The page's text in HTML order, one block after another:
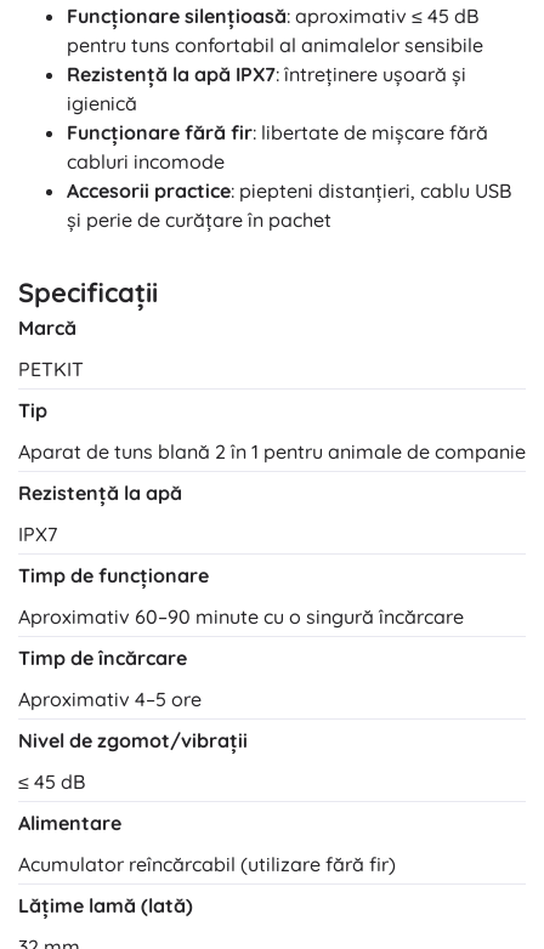
Funcționare silențioasă: aproximativ ≤ 45 dB
pentru tuns confortabil al animalelor sensibile
Rezistență la apă IPX7: întreținere ușoară și
igienică
Funcționare fără fir: libertate de mișcare fără
cabluri incomode
Accesorii practice: piepteni distanțieri, cablu USB
și perie de curățare în pachet
Specificații
Marcă
PETKIT
Tip
Aparat de tuns blană 2 în 1 pentru animale de companie
Rezistență la apă
IPX7
Timp de funcționare
Aproximativ 60–90 minute cu o singură încărcare
Timp de încărcare
Aproximativ 4–5 ore
Nivel de zgomot/vibrații
≤ 45 dB
Alimentare
Acumulator reîncărcabil (utilizare fără fir)
Lățime lamă (lată)